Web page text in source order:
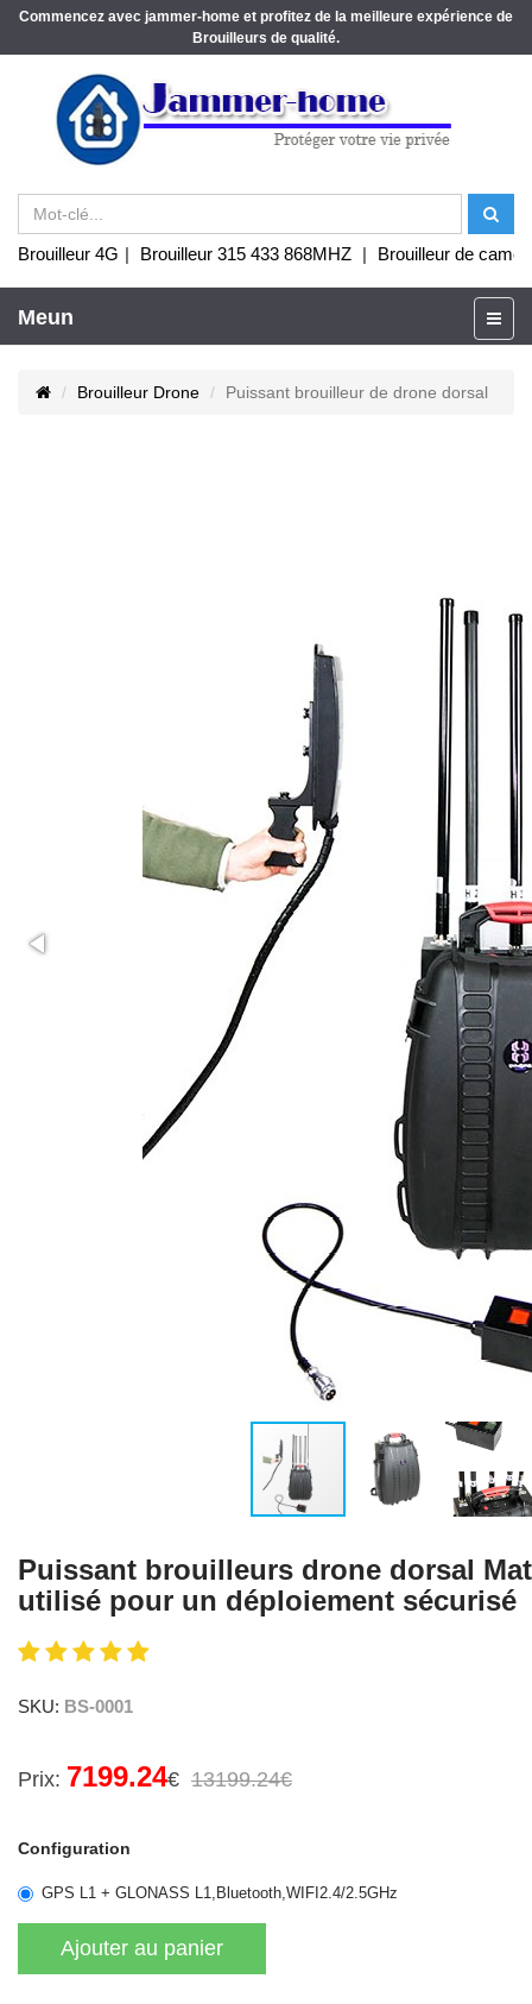
Commencez avec jammer-home et profitez de la meilleure expérience de
Brouilleurs de qualité.
Brouilleur 4G | Brouilleur 315 433 868MHZ | Brouilleur de
Meun
Brouilleur Drone Puissant brouilleur de drone dorsal
Puissant brouilleurs drone dorsal
utilisé pour un déploiement sécurisé
SKU: BS-0001
Prix: 7199.24€ 13199.24€
Configuration
GPS L1 + GLONASS L1,Bluetooth,WIFI2.4/2.5GHz